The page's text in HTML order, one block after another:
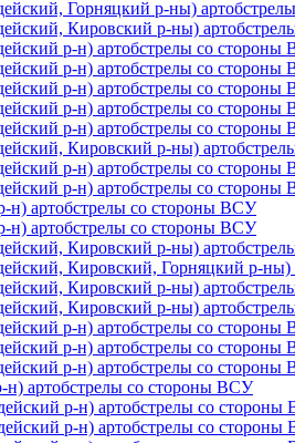
Горняцкий р-ны)
Кировский р-ны)
р-н) артобстрелы со стороны
р-н) артобстрелы со стороны
р-н) артобстрелы со стороны
р-н) артобстрелы со стороны
р-н) артобстрелы со стороны
Кировский р-ны)
р-н) артобстрелы со стороны
р-н) артобстрелы со стороны
н) артобстрелы со стороны ВСУ
н) артобстрелы со стороны ВСУ
Кировский р-ны)
Кировский, Горняцкий р-
Кировский р-ны)
Кировский р-ны)
р-н) артобстрелы со стороны
р-н) артобстрелы со стороны
р-н) артобстрелы со стороны
н) артобстрелы со стороны ВСУ
р-н) артобстрелы со
р-н) артобстрелы со